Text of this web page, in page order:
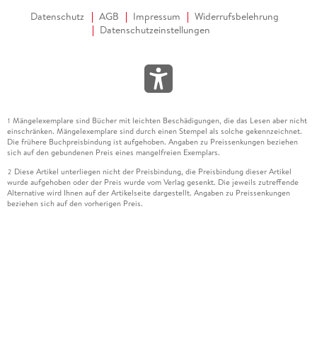
Datenschutz AGB Impressum
Widerrufsbelehrung
Datenschutzeinstellungen
1 Mängelexemplare sind Bücher mit leichten Beschädigungen, die das Lesen aber nicht
einschränken. Mängelexemplare sind durch einen Stempel als solche gekennzeichnet.
Die frühere Buchpreisbindung ist aufgehoben. Angaben zu Preissenkungen beziehen
sich auf den gebundenen Preis eines mangelfreien Exemplars.
2 Diese Artikel unterliegen nicht der Preisbindung, die Preisbindung dieser Artikel
wurde aufgehoben oder der Preis wurde vom Verlag gesenkt. Die jeweils zutreffende
Alternative wird Ihnen auf der Artikelseite dargestellt. Angaben zu Preissenkungen
beziehen sich auf den vorherigen Preis.